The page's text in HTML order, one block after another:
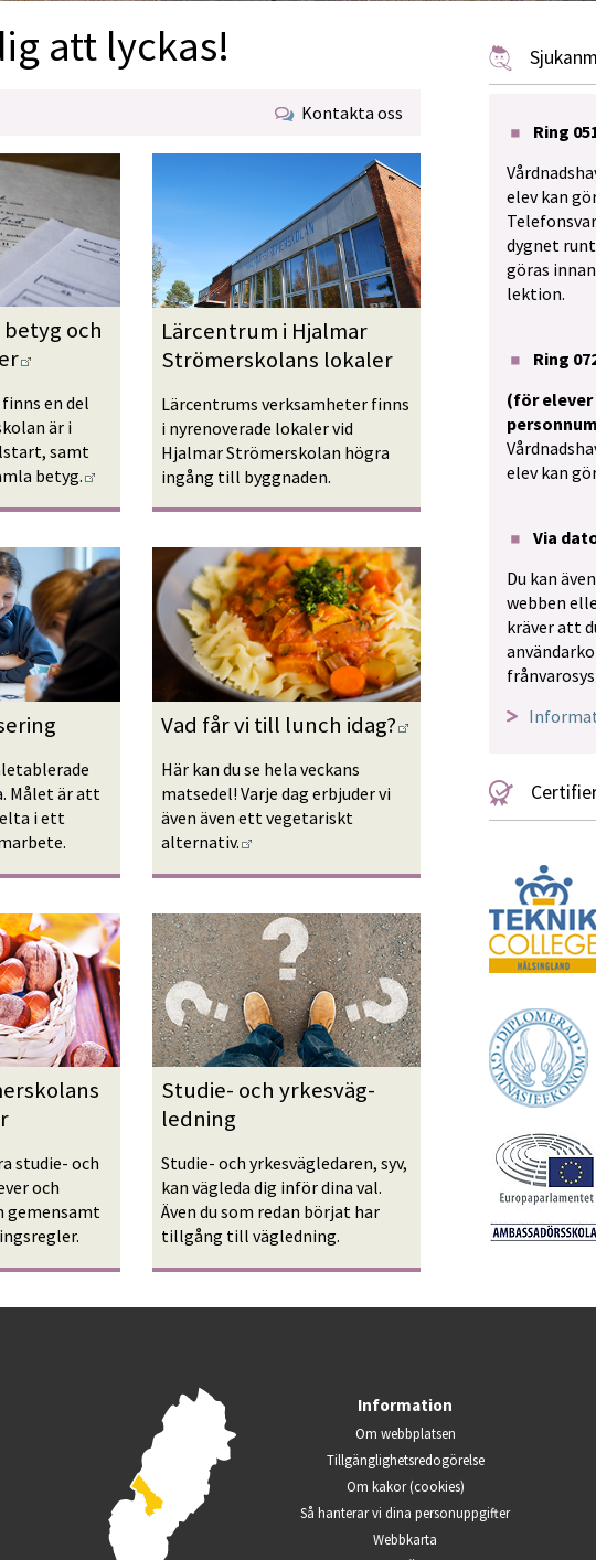
att lyckas!
Kontakta oss
och
Länk till annan webbplats.
en del
är i
samt
betyg.
Länk till annan webbplats.
Lärcentrum i Hjalmar
Strömerskolans lokaler
Lärcentrums verksamheter finns
i nyrenoverade lokaler vid
Hjalmar Strömerskolan högra
ingång till byggnaden.
Målet är att
i ett
Vad får vi till lunch idag? Länk till annan
Här kan du se hela veckans
matsedel! Varje dag erbjuder vi
även även ett vegetariskt
alternativ. Länk till annan webbplats.
studie- och
och
gemensamt
Studie- och yrkesväg­
ledning
Studie- och yrkesvägledaren, syv,
kan vägleda dig inför dina val.
Även du som redan börjat har
tillgång till vägledning.
Ring
elev kan
dygnet
göras
lektion.
Ring
(för
elev kan
Via
Du kan
webben
kräver att
Information
Om webbplatsen
Tillgänglighets­redogörelse
Om kakor (cookies)
Så hanterar vi dina person­uppgifter
Webbkarta